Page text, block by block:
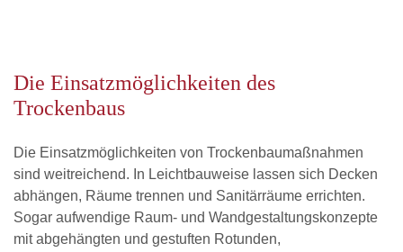
Die Einsatzmöglichkeiten des
Trockenbaus
Die Einsatzmöglichkeiten von Trockenbaumaßnahmen
sind weitreichend. In Leichtbauweise lassen sich Decken
abhängen, Räume trennen und Sanitärräume errichten.
Sogar aufwendige Raum- und Wandgestaltungskonzepte
mit abgehängten und gestuften Rotunden,